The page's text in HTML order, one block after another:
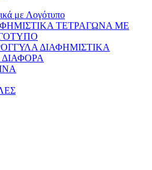
με Λογότυπο
ΤΕΤΡΑΓΩΝΑ ΜΕ
ΔΙΑΦΗΜΙΣΤΙΚΑ
ΔΙΑΦΟΡΑ